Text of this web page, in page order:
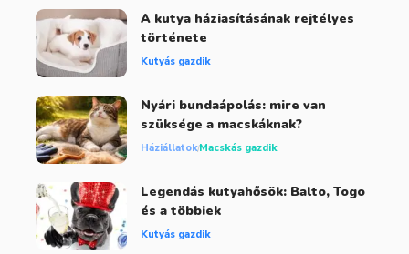
A kutya háziasításának rejtélyes
története
Kutyás gazdik
Nyári bundaápolás: mire van
szüksége a macskáknak?
HáziállatokMacskás gazdik
Legendás kutyahősök: Balto, Togo
és a többiek
Kutyás gazdik